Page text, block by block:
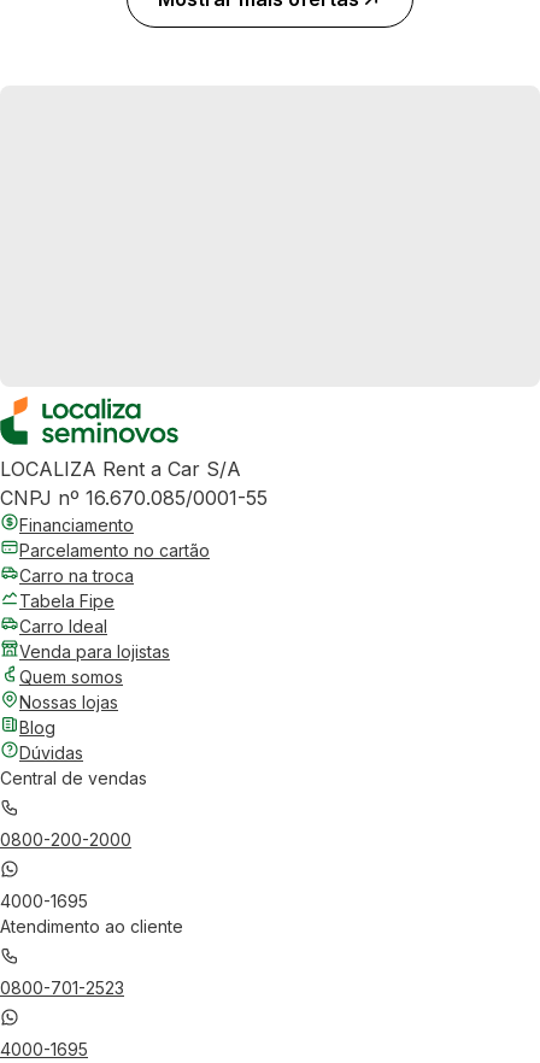
LOCALIZA Rent a Car S/A
CNPJ nº 16.670.085/0001-55
Financiamento
Parcelamento no cartão
Carro na troca
Tabela Fipe
Carro Ideal
Venda para lojistas
Quem somos
Nossas lojas
Blog
Dúvidas
Central de vendas
0800-200-2000
4000-1695
Atendimento ao cliente
0800-701-2523
4000-1695